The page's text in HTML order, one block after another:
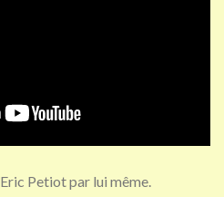
Petiot par lui même.